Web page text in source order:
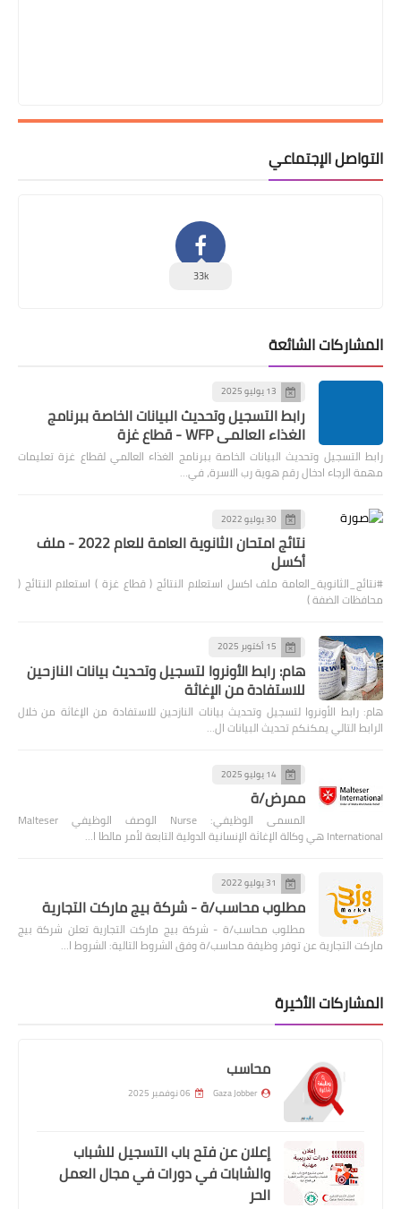
التواصل الإجتماعي
33k
المشاركات الشائعة
13 يوليو 2025
رابط التسجيل وتحديث البيانات الخاصة ببرنامج
الغذاء العالمي WFP - قطاع غزة
رابط التسجيل وتحديث البيانات الخاصة ببرنامج الغذاء العالمي لقطاع غزة تعليمات
مهمة الرجاء ادخال رقم هوية رب الاسرة، في…
30 يوليو 2022
نتائج امتحان الثانوية العامة للعام 2022 - ملف
أكسل
#نتائج_الثانوية_العامة ملف اكسل استعلام النتائج ( قطاع غزة ) استعلام النتائج (
محافظات الضفة )
15 أكتوبر 2025
هام: رابط الأونروا لتسجيل وتحديث بيانات النازحين
للاستفادة من الإغاثة
هام: رابط الأونروا لتسجيل وتحديث بيانات النازحين للاستفادة من الإغاثة من خلال
الرابط التالي يمكنكم تحديث البيانات ال…
14 يوليو 2025
ممرض/ة
المسمى الوظيفي: Nurse الوصف الوظيفي Malteser
International هي وكالة الإغاثة الإنسانية الدولية التابعة لأمر مالطا ا…
31 يوليو 2022
مطلوب محاسب/ة - شركة بيج ماركت التجارية
مطلوب محاسب/ة - شركة بيج ماركت التجارية تعلن شركة بيج
ماركت التجارية عن توفر وظيفة محاسب/ة وفق الشروط التالية: الشروط ا…
المشاركات الأخيرة
محاسب
Gaza Jobber 06 نوفمبر 2025
إعلان عن فتح باب التسجيل للشباب
والشابات في دورات في مجال العمل
الحر